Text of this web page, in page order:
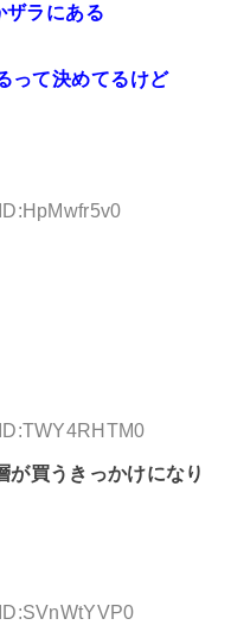
ザラにある
って決めてるけど
が買うきっかけになり